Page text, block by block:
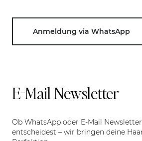
Anmeldung via WhatsApp
E-Mail Newsletter
Ob WhatsApp oder E-Mail
entscheidest – wir bringen deine